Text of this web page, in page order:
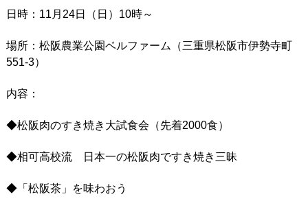
日時：11月24日（日）10時～
場所：松阪農業公園ベルファーム（三重県松阪市伊勢寺町
551-3）
内容：
◆松阪肉のすき焼き大試食会（先着2000食）
◆相可高校流 日本一の松阪肉ですき焼き三昧
◆「松阪茶」を味わおう